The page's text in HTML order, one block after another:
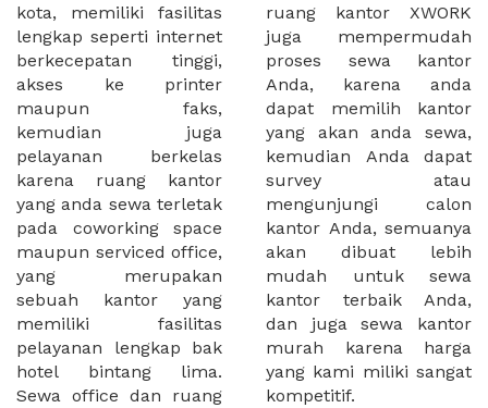
kota, memiliki fasilitas
lengkap seperti internet
berkecepatan tinggi,
akses ke printer
maupun faks,
kemudian juga
pelayanan berkelas
karena ruang kantor
yang anda sewa terletak
pada coworking space
maupun serviced office,
yang merupakan
sebuah kantor yang
memiliki fasilitas
pelayanan lengkap bak
hotel bintang lima.
Sewa office dan ruang
ruang kantor XWORK
juga mempermudah
proses sewa kantor
Anda, karena anda
dapat memilih kantor
yang akan anda sewa,
kemudian Anda dapat
survey atau
mengunjungi calon
kantor Anda, semuanya
akan dibuat lebih
mudah untuk sewa
kantor terbaik Anda,
dan juga sewa kantor
murah karena harga
yang kami miliki sangat
kompetitif.